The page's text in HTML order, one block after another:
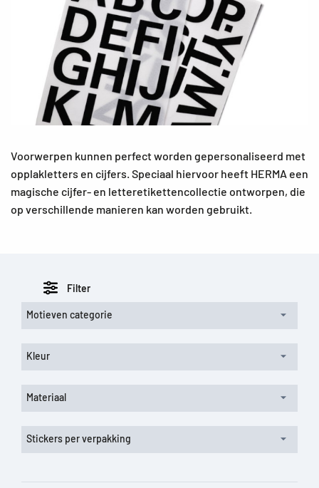
Voorwerpen kunnen perfect worden gepersonaliseerd met
opplakletters en cijfers. Speciaal hiervoor heeft HERMA een
magische cijfer- en letteretikettencollectie ontworpen, die
op verschillende manieren kan worden gebruikt.
Filter
Motieven categorie
Kleur
Materiaal
Stickers per verpakking